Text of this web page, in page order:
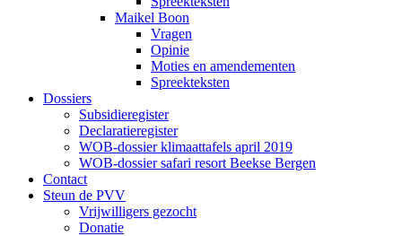
Maikel Boon
Vragen
Opinie
Moties en amendementen
Spreekteksten
Dossiers
Subsidieregister
Declaratieregister
WOB-dossier klimaattafels april 2019
WOB-dossier safari resort Beekse Bergen
Contact
Steun de PVV
Vrijwilligers gezocht
Donatie